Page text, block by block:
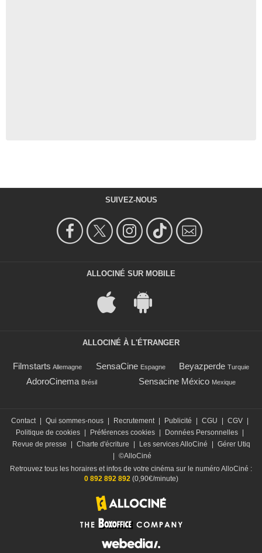
SUIVEZ-NOUS
ALLOCINÉ SUR MOBILE
ALLOCINÉ À L'ÉTRANGER
Filmstarts Allemagne SensaCine Espagne Beyazperde Turquie
AdoroCinema Brésil Sensacine México Mexique
Contact Qui sommes-nous Recrutement Publicité CGU CGV
Politique de cookies
Préférences cookies Données Personnelles
Revue de presse
Charte d'écriture Les services AlloCiné
Gérer Utiq
©AlloCiné
Retrouvez tous les horaires et infos de votre cinéma sur le numéro AlloCiné :
0 892 892 892(0,90€/minute)